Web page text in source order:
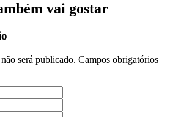
vai gostar
será publicado. Campos obrigatórios